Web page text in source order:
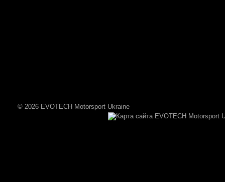
© 2026 EVOTECH Motorsport Ukraine